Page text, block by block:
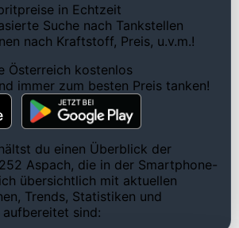
in Echtzeit
Suche nach Tankstellen
nach Kraftstoff, Preis, u.v.m.!
Österreich kostenlos
immer zum besten Preis tanken!
du einen Überblick der
Aspach, die in der Smartphone-
übersichtlich mit aktuellen
Trends, Statistiken und
sind: